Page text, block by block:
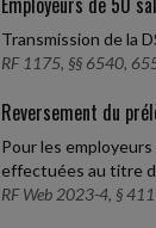
Transmission de la
RF 1175, §§ 6540,
Reversement du
Pour les
effectuées au titre
RF Web 2023-4, § 411